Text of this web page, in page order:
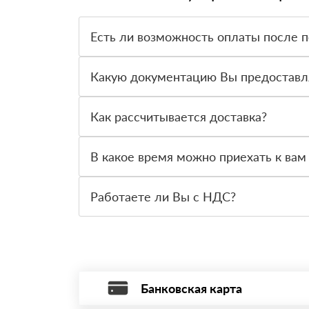
Есть ли возможность оплаты после
вправе от него отказаться.
Какую документацию Вы
Как рассчитывается доставка?
стоимости и сроков доставки, которые
В какое время можно приехать к вам
Работаете ли Вы с НДС?
Банковская карта